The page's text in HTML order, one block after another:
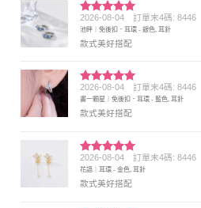
評分5滿
分 5
2026-08-04 訂單末4碼: 8446
池畔｜免後扣．耳環 - 銀色, 耳針
款式美好搭配
評分5 滿
分 5
2026-08-04 訂單末4碼: 8446
畫一顆星｜免後扣．耳環 - 藍色, 耳針
款式美好搭配
評分5 滿
分 5
2026-08-04 訂單末4碼: 8446
花語｜耳環 - 金色, 耳針
款式美好搭配